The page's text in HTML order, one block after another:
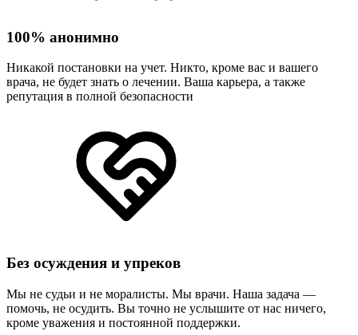
100% анонимно
Никакой постановки на учет. Никто, кроме вас и вашего
врача, не будет знать о лечении. Ваша карьера, а также
репутация в полной безопасности
Без осуждения и упреков
Мы не судьи и не моралисты. Мы врачи. Наша задача —
помочь, не осудить. Вы точно не услышите от нас ничего,
кроме уважения и постоянной поддержки.